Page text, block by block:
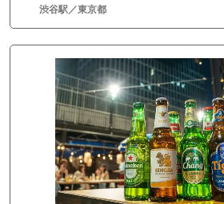
渋谷駅／東京都